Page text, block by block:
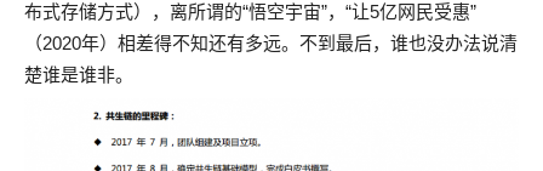
布式存储方式），离所谓的“悟空宇宙”，“让5亿网民受惠”
（2020年）相差得不知还有多远。不到最后，谁也没办法说清
楚谁是谁非。